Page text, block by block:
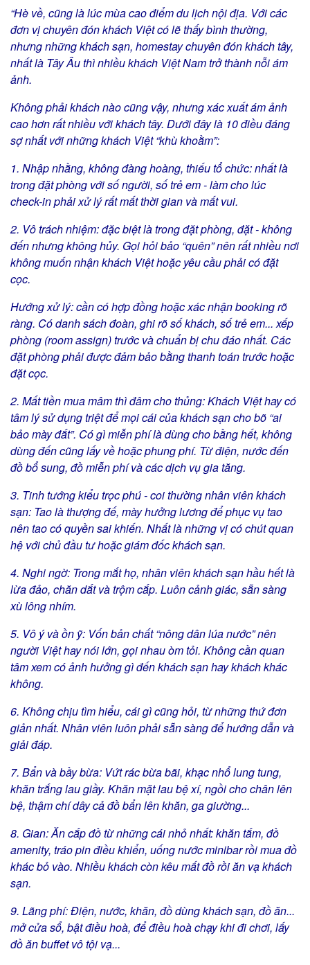
“Hè về, cũng là lúc mùa cao điểm du lịch nội địa. Với các
đơn vị chuyên đón khách Việt có lẽ thấy bình thường,
nhưng những khách sạn, homestay chuyên đón khách tây,
nhất là Tây Âu thì nhiều khách Việt Nam trở thành nỗi ám
ảnh.
Không phải khách nào cũng vậy, nhưng xác xuất ám ảnh
cao hơn rất nhiều với khách tây. Dưới đây là 10 điều đáng
sợ nhất với những khách Việt “khù khoằm”:
1. Nhập nhằng, không đàng hoàng, thiếu tổ chức: nhất là
trong đặt phòng với số người, số trẻ em - làm cho lúc
check-in phải xử lý rất mất thời gian và mất vui.
2. Vô trách nhiệm: đặc biệt là trong đặt phòng, đặt - không
đến nhưng không hủy. Gọi hỏi bảo “quên” nên rất nhiều nơi
không muốn nhận khách Việt hoặc yêu cầu phải có đặt
cọc.
Hướng xử lý: cần có hợp đồng hoặc xác nhận booking rõ
ràng. Có danh sách đoàn, ghi rõ số khách, số trẻ em... xếp
phòng (room assign) trước và chuẩn bị chu đáo nhất. Các
đặt phòng phải được đảm bảo bằng thanh toán trước hoặc
đặt cọc.
2. Mất tiền mua mâm thì đâm cho thủng: Khách Việt hay có
tâm lý sử dụng triệt để mọi cái của khách sạn cho bõ “ai
bảo mày đắt”. Có gì miễn phí là dùng cho bằng hết, không
dùng đến cũng lấy về hoặc phung phí. Từ điện, nước đến
đồ bổ sung, đồ miễn phí và các dịch vụ gia tăng.
3. Tinh tướng kiểu trọc phú - coi thường nhân viên khách
sạn: Tao là thượng đế, mày hưởng lương để phục vụ tao
nên tao có quyền sai khiến. Nhất là những vị có chút quan
hệ với chủ đầu tư hoặc giám đốc khách sạn.
4. Nghi ngờ: Trong mắt họ, nhân viên khách sạn hầu hết là
lừa đảo, chăn dắt và trộm cắp. Luôn cảnh giác, sẵn sàng
xù lông nhím.
5. Vô ý và ồn ỹ: Vốn bản chất “nông dân lúa nước” nên
người Việt hay nói lớn, gọi nhau òm tỏi. Không cần quan
tâm xem có ảnh hưởng gì đến khách sạn hay khách khác
không.
6. Không chịu tìm hiểu, cái gì cũng hỏi, từ những thứ đơn
giản nhất. Nhân viên luôn phải sẵn sàng để hướng dẫn và
giải đáp.
7. Bẩn và bầy bừa: Vứt rác bừa bãi, khạc nhổ lung tung,
khăn trắng lau giầy. Khăn mặt lau bệ xí, ngồi cho chân lên
bệ, thậm chí dây cả đồ bẩn lên khăn, ga giường...
8. Gian: Ăn cắp đồ từ những cái nhỏ nhất: khăn tắm, đồ
amenity, tráo pin điều khiển, uống nước minibar rồi mua đồ
khác bỏ vào. Nhiều khách còn kêu mất đồ rồi ăn vạ khách
sạn.
9. Lãng phí: Điện, nước, khăn, đồ dùng khách sạn, đồ ăn...
mở cửa sổ, bật điều hoà, để điều hoà chạy khi đi chơi, lấy
đồ ăn buffet vô tội vạ...